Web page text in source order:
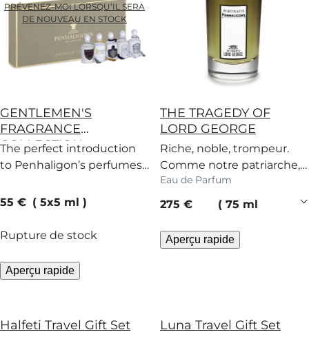
PRÉVENEZ-MOI LORSQU’IL SERA
DE NOUVEAU EN STOCK
GENTLEMEN'S
FRAGRANCE
COLLECTION
The perfect introduction
to Penhaligon’s perfumes
current price
55 € 5x5 ml
Rupture de stock
Aperçu rapide
THE TRAGEDY OF
LORD GEORGE
Riche, noble, trompeur.
Comme notre patriarche,
ce parfum boisé recèle des
secrets.
Eau de Parfum
current price
275 € 75 ml
Aperçu rapide
Halfeti Travel Gift Set Luna Travel Gift Set